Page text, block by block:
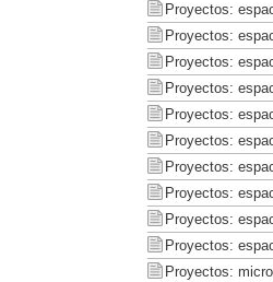
Proyectos:
Proyectos:
Proyectos:
Proyectos:
Proyectos:
Proyectos:
Proyectos:
Proyectos:
Proyectos:
Proyectos:
Proyectos: